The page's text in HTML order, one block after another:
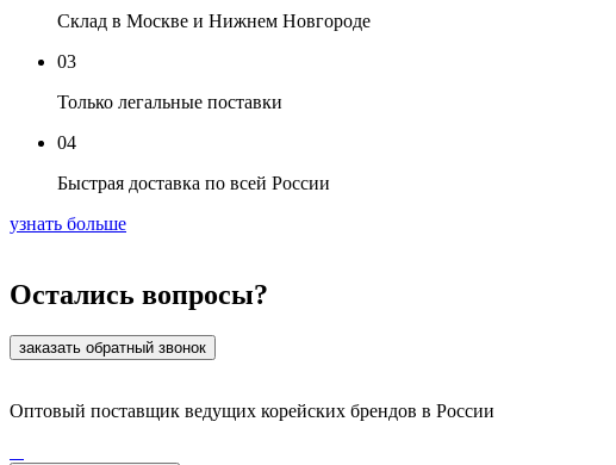
Склад в Москве и Нижнем Новгороде
03
Только легальные поставки
04
Быстрая доставка по всей России
узнать больше
Остались вопросы?
заказать обратный звонок
Оптовый поставщик ведущих корейских брендов в России